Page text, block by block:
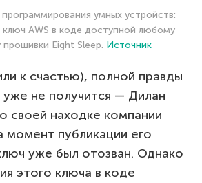
умных устройств:
AWS в коде доступной любому
Eight Sleep. Источник
к счастью), полной правды
уже не получится — Дилан
своей находке компании
момент публикации его
уже был отозван. Однако
этого ключа в коде